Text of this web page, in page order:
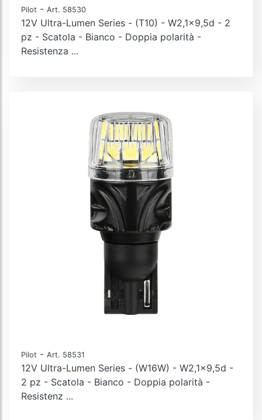
Pilot - Art. 58530
12V Ultra-Lumen Series - (T10) - W2,1x9,5d - 2
pz - Scatola - Bianco - Doppia polarità -
Resistenza ...
Pilot - Art. 58531
12V Ultra-Lumen Series - (W16W) - W2,1x9,5d -
2 pz - Scatola - Bianco - Doppia polarità -
Resistenz ...